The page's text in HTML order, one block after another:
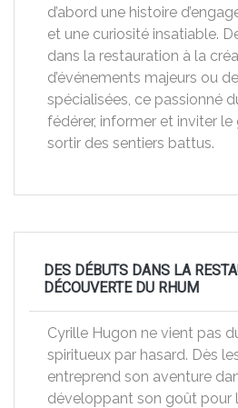
d’abord une histoire
et une curiosité insatiable.
dans la restauration à la
d’événements majeurs ou
spécialisées, ce passionné
fédérer, informer et inviter
sortir des sentiers battus.
DES DÉBUTS DANS LA
DÉCOUVERTE DU RHUM
Cyrille Hugon ne vient pas
spiritueux par hasard. Dès
entreprend son aventure
développant son goût pour